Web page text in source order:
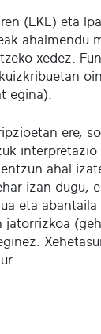
(EKE) eta
xedez.
egina).
ere,
ahal
izan dugu,
eta